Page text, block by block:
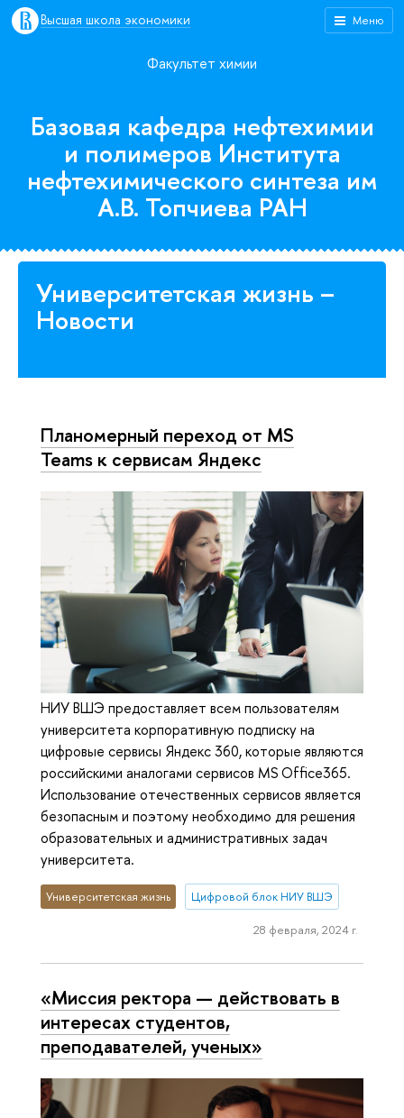
Меню
Высшая школа экономики
Факультет химии
Базовая кафедра нефтехимии
и полимеров Института
нефтехимического синтеза им
А.В. Топчиева РАН
Университетская жизнь –
Новости
Планомерный переход от MS
Teams к сервисам Яндекс
НИУ ВШЭ предоставляет всем пользователям
университета корпоративную подписку на
цифровые сервисы Яндекс 360, которые являются
российскими аналогами сервисов MS Office365.
Использование отечественных сервисов является
безопасным и поэтому необходимо для решения
образовательных и административных задач
университета.
Университетская жизнь Цифровой блок НИУ ВШЭ
28 февраля, 2024 г.
«Миссия ректора — действовать в
интересах студентов,
преподавателей, ученых»